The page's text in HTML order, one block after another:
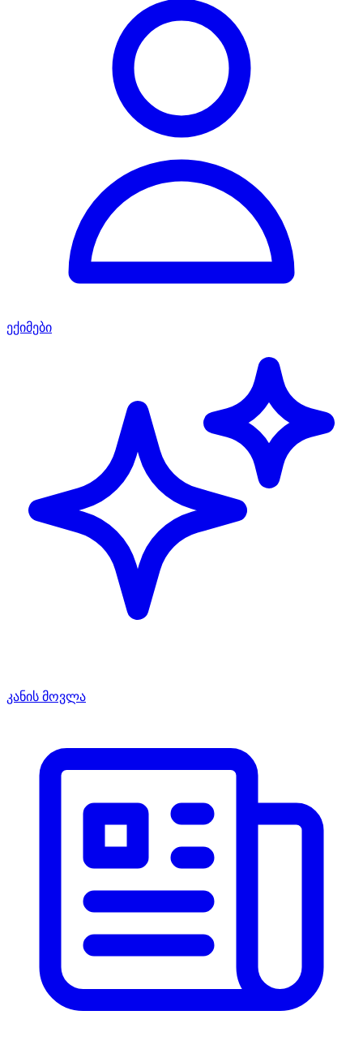
ექიმები
კანის მოვლა